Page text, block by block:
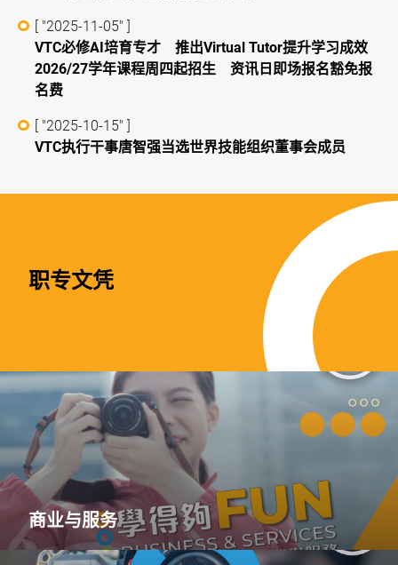
[ "2025-11-05" ]
VTC必修AI培育专才 推出Virtual Tutor提升学习成效
2026/27学年课程周四起招生 资讯日即场报名豁免报
名费
[ "2025-10-15" ]
VTC执行干事唐智强当选世界技能组织董事会成员
职专文凭
商业与服务